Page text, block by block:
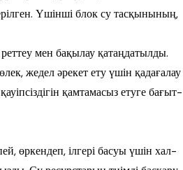
Үшінші блок су тасқынының,
мен бақылау қатаңдатылды.
жедел әрекет ету үшін қадағалау
қамтамасыз етуге ба­ғыт­
өркендеп, ілгері басуы үшін хал­